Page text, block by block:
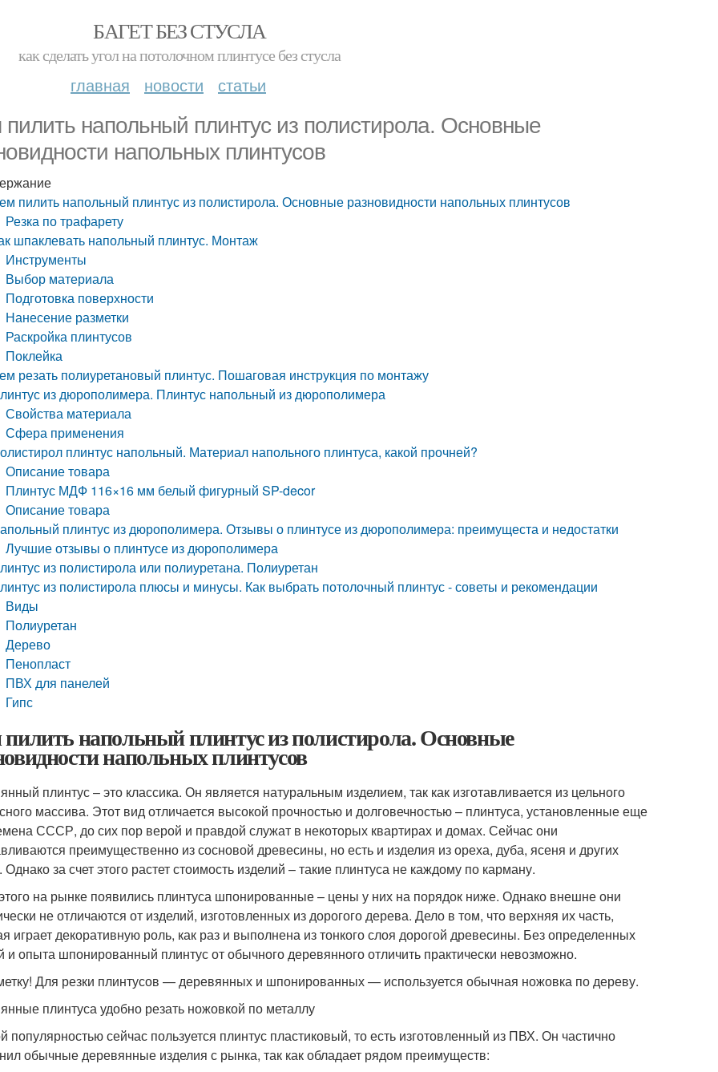
БАГЕТ БЕЗ СТУСЛА
как сделать угол на потолочном плинтусе без стусла
главная новости статьи
напольный плинтус из полистирола. Основные
напольных плинтусов
пилить напольный плинтус из полистирола. Основные разновидности напольных плинтусов
Резка по трафарету
шпаклевать напольный плинтус. Монтаж
Инструменты
Выбор материала
Подготовка поверхности
Нанесение разметки
Раскройка плинтусов
Поклейка
резать полиуретановый плинтус. Пошаговая инструкция по монтажу
из дюрополимера. Плинтус напольный из дюрополимера
Свойства материала
Сфера применения
плинтус напольный. Материал напольного плинтуса, какой прочней?
Описание товара
Плинтус МДФ 116×16 мм белый фигурный SP-decor
Описание товара
плинтус из дюрополимера. Отзывы о плинтусе из дюрополимера: преимущеста и недостатки
Лучшие отзывы о плинтусе из дюрополимера
из полистирола или полиуретана. Полиуретан
из полистирола плюсы и минусы. Как выбрать потолочный плинтус - советы и рекомендации
Виды
Полиуретан
Дерево
Пенопласт
ПВХ для панелей
Гипс
напольный плинтус из полистирола. Основные
напольных плинтусов
плинтус – это классика. Он является натуральным изделием, так как изготавливается из цельного
массива. Этот вид отличается высокой прочностью и долговечностью – плинтуса, установленные еще
СССР, до сих пор верой и правдой служат в некоторых квартирах и домах. Сейчас они
преимущественно из сосновой древесины, но есть и изделия из ореха, дуба, ясеня и других
Однако за счет этого растет стоимость изделий – такие плинтуса не каждому по карману.
на рынке появились плинтуса шпонированные – цены у них на порядок ниже. Однако внешне они
не отличаются от изделий, изготовленных из дорогого дерева. Дело в том, что верхняя их часть,
играет декоративную роль, как раз и выполнена из тонкого слоя дорогой древесины. Без определенных
и опыта шпонированный плинтус от обычного деревянного отличить практически невозможно.
Для резки плинтусов — деревянных и шпонированных — используется обычная ножовка по дереву.
плинтуса удобно резать ножовкой по металлу
популярностью сейчас пользуется плинтус пластиковый, то есть изготовленный из ПВХ. Он частично
обычные деревянные изделия с рынка, так как обладает рядом преимуществ: